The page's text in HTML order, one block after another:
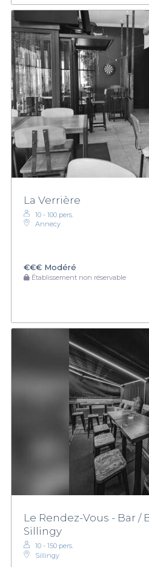
La Verrière
10 - 100 pers.
Annecy
€€€ Modéré
Établissement non réservable
Le Rendez-Vous - Bar /
Sillingy
10 - 150 pers.
Sillingy